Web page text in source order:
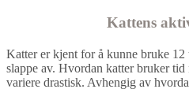
Kattens
Katter er kjent for å kunne bruke
slappe av. Hvordan katter bruker
variere drastisk. Avhengig av